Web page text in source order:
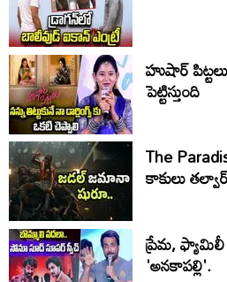
హుషార్‌
పెట్టిస్తుంది
The
కాకులు
ప్రేమ,
'అనకాపల్లి'.